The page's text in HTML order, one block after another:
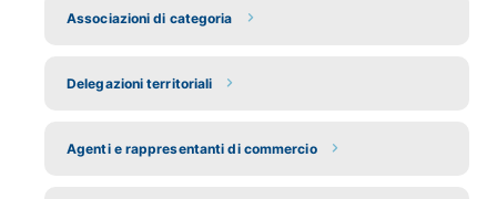
Associazioni di categoria
Delegazioni territoriali
Agenti e rappresentanti di commercio